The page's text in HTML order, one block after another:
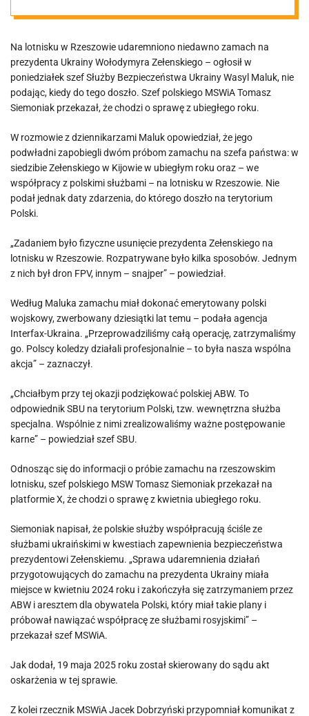
zamachu na
Zełeńskiego
Na lotnisku w Rzeszowie udaremniono niedawno zamach na
prezydenta Ukrainy Wołodymyra Zełenskiego – ogłosił w
poniedziałek szef Służby Bezpieczeństwa Ukrainy Wasyl Maluk, nie
podając, kiedy do tego doszło. Szef polskiego MSWiA Tomasz
Siemoniak przekazał, że chodzi o sprawę z ubiegłego roku.
W rozmowie z dziennikarzami Maluk opowiedział, że jego
podwładni zapobiegli dwóm próbom zamachu na szefa państwa: w
siedzibie Zełenskiego w Kijowie w ubiegłym roku oraz – we
współpracy z polskimi służbami – na lotnisku w Rzeszowie. Nie
podał jednak daty zdarzenia, do którego doszło na terytorium
Polski.
„Zadaniem było fizyczne usunięcie prezydenta Zełenskiego na
lotnisku w Rzeszowie. Rozpatrywane było kilka sposobów. Jednym
z nich był dron FPV, innym – snajper” – powiedział.
Według Maluka zamachu miał dokonać emerytowany polski
wojskowy, zwerbowany dziesiątki lat temu – podała agencja
Interfax-Ukraina. „Przeprowadziliśmy całą operację, zatrzymaliśmy
go. Polscy koledzy działali profesjonalnie – to była nasza wspólna
akcja” – zaznaczył.
„Chciałbym przy tej okazji podziękować polskiej ABW. To
odpowiednik SBU na terytorium Polski, tzw. wewnętrzna służba
specjalna. Wspólnie z nimi zrealizowaliśmy ważne postępowanie
karne” – powiedział szef SBU.
Odnosząc się do informacji o próbie zamachu na rzeszowskim
lotnisku, szef polskiego MSW Tomasz Siemoniak przekazał na
platformie X, że chodzi o sprawę z kwietnia ubiegłego roku.
Siemoniak napisał, że polskie służby współpracują ściśle ze
służbami ukraińskimi w kwestiach zapewnienia bezpieczeństwa
prezydentowi Zełenskiemu. „Sprawa udaremnienia działań
przygotowujących do zamachu na prezydenta Ukrainy miała
miejsce w kwietniu 2024 roku i zakończyła się zatrzymaniem przez
ABW i aresztem dla obywatela Polski, który miał takie plany i
próbował nawiązać współpracę ze służbami rosyjskimi” –
przekazał szef MSWiA.
Jak dodał, 19 maja 2025 roku został skierowany do sądu akt
oskarżenia w tej sprawie.
Z kolei rzecznik MSWiA Jacek Dobrzyński przypomniał komunikat z